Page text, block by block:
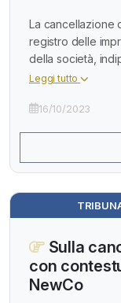
La cancellazione
registro delle
della società,
Leggi tutto
16/10/2023
Sulla
con
NewCo